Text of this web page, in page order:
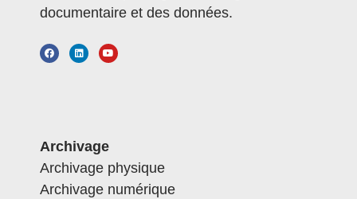
documentaire et des données.
Archivage
Archivage physique
Archivage numérique